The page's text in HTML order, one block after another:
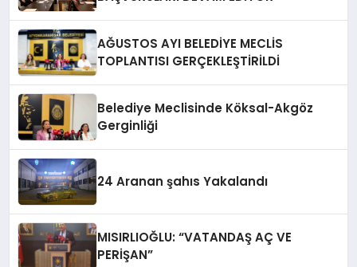
AĞUSTOS AYI BELEDİYE MECLİS
TOPLANTISI GERÇEKLEŞTİRİLDİ
Belediye Meclisinde Köksal-Akgöz
Gerginliği
24 Aranan şahıs Yakalandı
MISIRLIOĞLU: “VATANDAŞ AÇ VE
PERİŞAN”